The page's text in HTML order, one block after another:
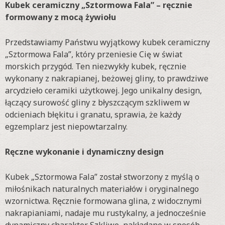
Kubek ceramiczny „Sztormowa Fala” – ręcznie
formowany z mocą żywiołu
Przedstawiamy Państwu wyjątkowy kubek ceramiczny
„Sztormowa Fala”, który przeniesie Cię w świat
morskich przygód. Ten niezwykły kubek, ręcznie
wykonany z nakrapianej, beżowej gliny, to prawdziwe
arcydzieło ceramiki użytkowej. Jego unikalny design,
łączący surowość gliny z błyszczącym szkliwem w
odcieniach błękitu i granatu, sprawia, że każdy
egzemplarz jest niepowtarzalny.
Ręczne wykonanie i dynamiczny design
Kubek „Sztormowa Fala” został stworzony z myślą o
miłośnikach naturalnych materiałów i oryginalnego
wzornictwa. Ręcznie formowana glina, z widocznymi
nakrapianiami, nadaje mu rustykalny, a jednocześnie